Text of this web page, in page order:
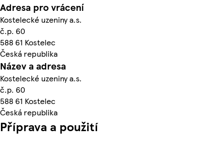
Adresa pro vrácení
Kostelecké uzeniny a.s.
č.p. 60
588 61 Kostelec
Česká republika
Název a adresa
Kostelecké uzeniny a.s.
č.p. 60
588 61 Kostelec
Česká republika
Příprava a použití